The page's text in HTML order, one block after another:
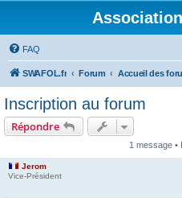
FAQ
SWAFOL.fr Forum Accueil des
Inscription au forum
Répondre
1 message •
Jerom
Vice-Président